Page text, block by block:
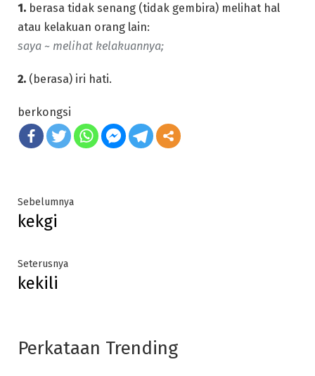
1. berasa tidak senang (tidak gembira) melihat hal
atau kelakuan orang lain:
saya ~ melihat kelakuannya;
2. (berasa) iri hati.
berkongsi
Post
navigation
SebelumnyaPrevious
kekgi
SeterusnyaNext
kekili
Perkataan Trending